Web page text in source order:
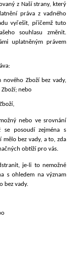
z Naší strany, který
práva z vadného
vyřešit, přičemž tuto
souhlasu změnit.
uplatněným právem
Zboží bez vady,
nebo
nebo ve srovnání
se posoudí zejména s
bez vady, a to, zda
obtíží pro vás.
je-li to nemožné
s ohledem na význam
bez vady.